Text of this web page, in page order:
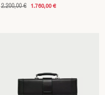
2.200,00 € 1.760,00 €